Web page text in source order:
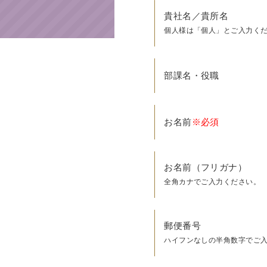
貴社名／貴所名
個人様は「個人」とご入力くだ
部課名・役職
お名前※必須
お名前（フリガナ）
全角カナでご入力ください。
郵便番号
ハイフンなしの半角数字でご